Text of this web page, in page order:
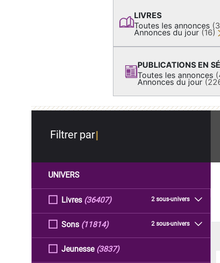
LIVRES
Toutes les annonces
Annonces du jour (16)
PUBLICATIONS EN
Toutes les annonces
Annonces du jour
Filtrer par
UNIVERS
Livres 2 sous-univers
(36407)
Sons 2 sous-univers
(11814)
Jeunesse (3837)